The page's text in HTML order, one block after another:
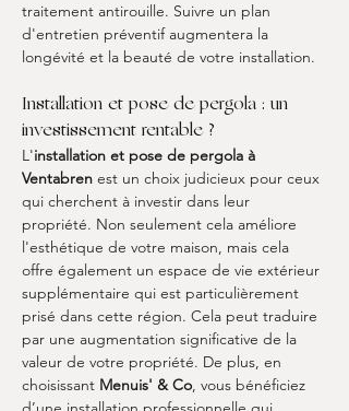
traitement antirouille. Suivre un plan
d'entretien préventif augmentera la
longévité et la beauté de votre installation.
Installation et pose de pergola : un
investissement rentable ?
L'installation et pose de pergola à
Ventabren est un choix judicieux pour ceux
qui cherchent à investir dans leur
propriété. Non seulement cela améliore
l'esthétique de votre maison, mais cela
offre également un espace de vie extérieur
supplémentaire qui est particulièrement
prisé dans cette région. Cela peut traduire
par une augmentation significative de la
valeur de votre propriété. De plus, en
choisissant Menuis' & Co, vous bénéficiez